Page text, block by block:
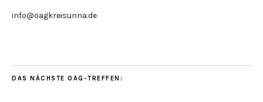
info@oagkreisunna.de
DAS NÄCHSTE OAG-TREFFEN: